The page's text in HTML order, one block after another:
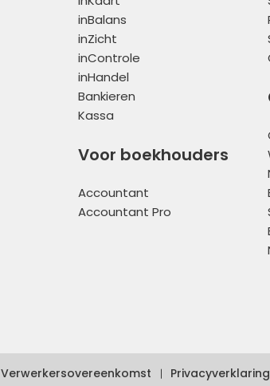
inBalans
inZicht
inControle
inHandel
Bankieren
Kassa
Voor boekhouders
Accountant
Accountant Pro
Verwerkersovereenkomst
Privacyverklaring